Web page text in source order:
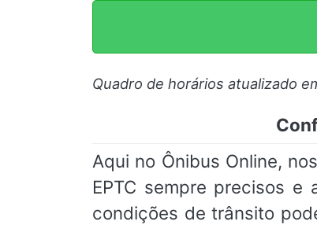
Quadro de horários atualizado
Aqui no Ônibus Online,
EPTC sempre precisos
condições de trânsito